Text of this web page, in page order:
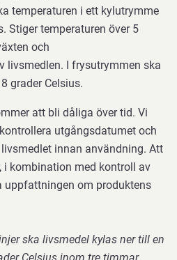
temperaturen i ett kylutrymme
Stiger temperaturen över 5
och
livsmedlen. I frysutrymmen ska
grader Celsius.
att bli dåliga över tid. Vi
utgångsdatumet och
innan användning. Att
i kombination med kontroll av
uppfattningen om produktens
ska livsmedel kylas ner till en